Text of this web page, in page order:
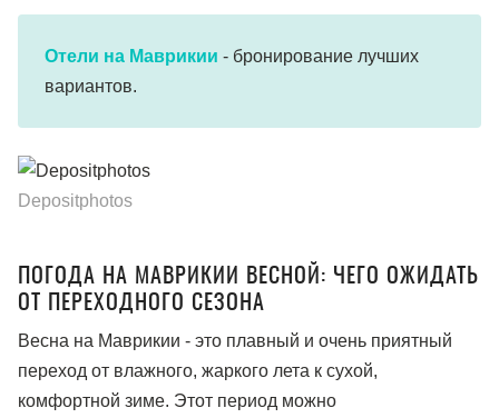
Отели на Маврикии - бронирование лучших
вариантов.
Depositphotos
ПОГОДА НА МАВРИКИИ ВЕСНОЙ: ЧЕГО ОЖИДАТЬ
ОТ ПЕРЕХОДНОГО СЕЗОНА
Весна на Маврикии - это плавный и очень приятный
переход от влажного, жаркого лета к сухой,
комфортной зиме. Этот период можно